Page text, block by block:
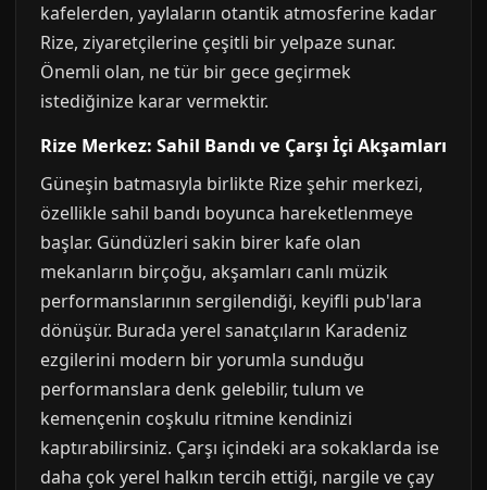
kafelerden, yaylaların otantik atmosferine kadar
Rize, ziyaretçilerine çeşitli bir yelpaze sunar.
Önemli olan, ne tür bir gece geçirmek
istediğinize karar vermektir.
Rize Merkez: Sahil Bandı ve Çarşı İçi Akşamları
Güneşin batmasıyla birlikte Rize şehir merkezi,
özellikle sahil bandı boyunca hareketlenmeye
başlar. Gündüzleri sakin birer kafe olan
mekanların birçoğu, akşamları canlı müzik
performanslarının sergilendiği, keyifli pub'lara
dönüşür. Burada yerel sanatçıların Karadeniz
ezgilerini modern bir yorumla sunduğu
performanslara denk gelebilir, tulum ve
kemençenin coşkulu ritmine kendinizi
kaptırabilirsiniz. Çarşı içindeki ara sokaklarda ise
daha çok yerel halkın tercih ettiği, nargile ve çay